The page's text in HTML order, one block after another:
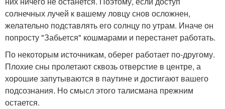
солнечных лучей к вашему ловцу снов осложнен,
желательно подставлять его солнцу по утрам. Иначе он
попросту "Забьется" кошмарами и перестанет работать.
По некоторым источникам, оберег работает по-другому.
Плохие сны пролетают сквозь отверстие в центре, а
хорошие запутываются в паутине и достигают вашего
подсознания. Но смысл этого талисмана прежним
остается.